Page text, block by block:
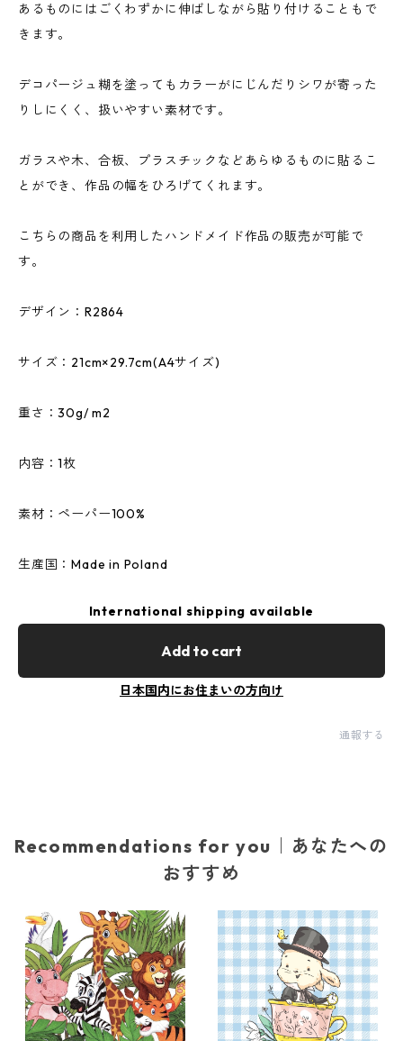
あるものにはごくわずかに伸ばしながら貼り付けることもで
きます。
デコパージュ糊を塗ってもカラーがにじんだりシワが寄った
りしにくく、扱いやすい素材です。
ガラスや木、合板、プラスチックなどあらゆるものに貼るこ
とができ、作品の幅をひろげてくれます。
こちらの商品を利用したハンドメイド作品の販売が可能で
す。
デザイン：R2864
サイズ：21cm×29.7cm(A4サイズ)
重さ：30g/ m2
内容：1枚
素材：ペーパー100%
生産国：Made in Poland
International shipping available
Add to cart
日本国内にお住まいの方向け
通報する
Recommendations for you｜あなたへの
おすすめ